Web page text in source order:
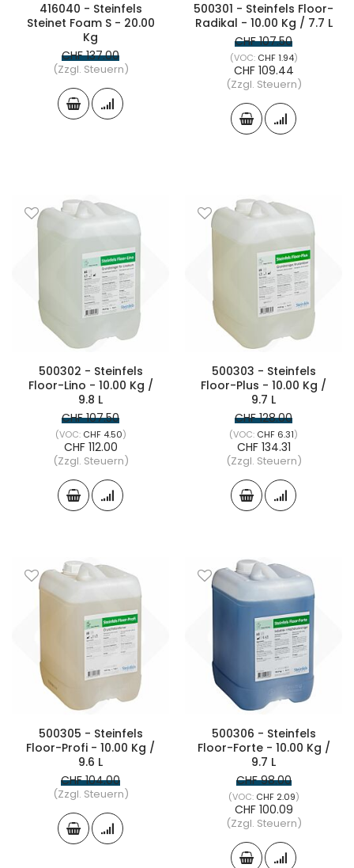
416040 - Steinfels
Steinet Foam S - 20.00
Kg
CHF 137.00
(Zzgl. Steuern)
500301 - Steinfels Floor-
Radikal - 10.00 Kg / 7.7 L
CHF 107.50
CHF 1.94
CHF 109.44
(Zzgl. Steuern)
500302 - Steinfels
Floor-Lino - 10.00 Kg /
9.8 L
CHF 107.50
CHF 4.50
CHF 112.00
(Zzgl. Steuern)
500303 - Steinfels
Floor-Plus - 10.00 Kg /
9.7 L
CHF 128.00
CHF 6.31
CHF 134.31
(Zzgl. Steuern)
500305 - Steinfels
Floor-Profi - 10.00 Kg /
9.6 L
CHF 104.00
(Zzgl. Steuern)
500306 - Steinfels
Floor-Forte - 10.00 Kg /
9.7 L
CHF 98.00
CHF 2.09
CHF 100.09
(Zzgl. Steuern)